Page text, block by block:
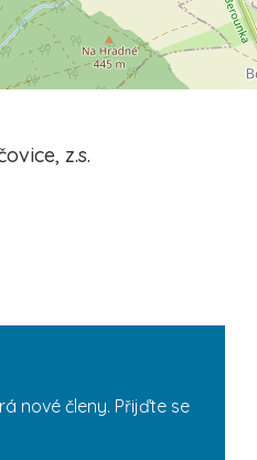
z.s.
nové členy. Přijďte se